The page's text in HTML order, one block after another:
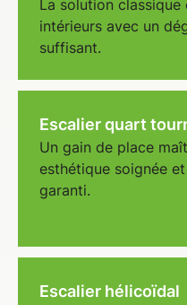
La solution
intérieurs avec un
suffisant.
Escalier quart
Un gain de place
esthétique soignée
garanti.
Escalier hélicoïdal